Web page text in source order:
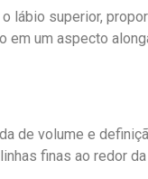
superior,
um aspecto
de volume e
finas ao redor da